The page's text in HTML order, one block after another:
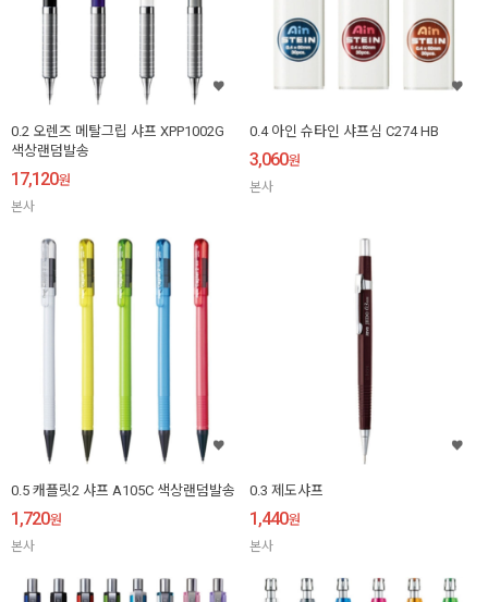
0.2 오렌즈 메탈그립 샤프 XPP1002G
색상랜덤발송
17,120원
본사
0.4 아인 슈타인 샤프심 C274 HB
3,060원
본사
0.5 캐플릿2 샤프 A105C 색상랜덤발송
1,720원
본사
0.3 제도샤프
1,440원
본사